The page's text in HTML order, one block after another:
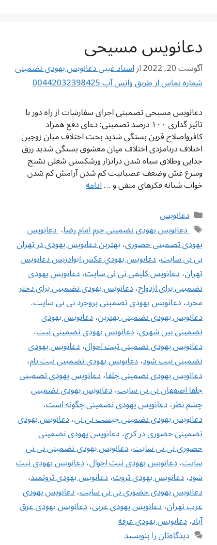
دعانویس مسیحی
آگوست 20, 2022 ازاستاد غیبی دعانویس یهودی تضمینی
شماره تماس از طریق واتس آپ 00442032398425
دعانویس مسیحی تضمینی اجرای سفارشات از راه دور با
تاثیر گذاری ۱۰۰ درصد تضمینی: دعای دفع همزاد
کافرواصلاح قرین بستگی شدید بخت اختلاف میان زوجین
اختلاف درنامزدی اختلاف میان معشوق بستگی شدید رزق
جدایی وطلاق سیاه شدن درانزار ورشکستی شغلی تشنج
وسرع غش وضعف عصبانیت کم شدن آرامش کم شدن
خواب شبانه فکرهای منفی و …ادامه
دسته‌ها
دعانویس
برچسب‌ها
‌ دعانویس یهودی تضمینی حرم امام رضا،‌ دعانویس
یهودی تضمینی حضوری،بهترین دعانویس یهودی در تهران
نی نی سایت،دعانويس يهودي عکس ابوادریس دعانویس
تهران،دعانویس کلیمی نی نی سایت،دعانویس یهودی
تضمینی برای ازدواج،دعانویس یهودی تضمینی برای دختر
مجرد،دعانویس یهودی تضمینی بروجرد نی نی سایت،
دعانویس یهودی تضمینی بهترین،دعانویس یهودی
تضمینی بین شهری،دعانویس یهودی تضمینی ثبت،
دعانویس یهودی تضمینی ثبت احوال،دعانویس یهودی
تضمینی ثبت شود،دعانویس یهودی تضمینی ثبت نام،
دعانویس یهودی تضمینی جلفا،دعانویس یهودی تضمینی
جلفا اصفهان نی نی سایت،دعانویس یهودی تضمینی
چشم نظر،دعانویس یهودی تضمینی چگونه است،
دعانویس یهودی تضمینی چیست نی نی،دعانویس یهودی
تضمینی حضوری در کرج،دعانویس یهودی تضمینی
حضوری نی نی سایت،دعانویس یهودی تضمینی نی نی
سایت،دعانویس یهودی ثبت احوال،دعانویس یهودی ثبت
شود،دعانویس یهودی ثروت،دعانویس یهودی ثروتمند،
دعانویس یهودی حضوری نی نی سایت،دعانویس یهودی
غرب تهران،دعانویس یهودی غربی،دعانویس یهودی غرق
آباد،دعانویس یهودی غرقه
دیدگاه‌تان را بنویسید